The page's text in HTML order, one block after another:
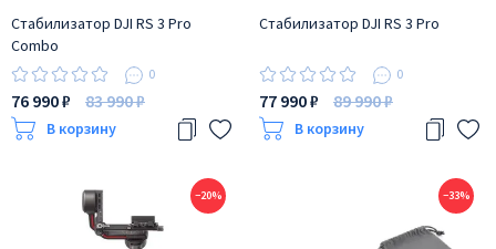
Стабилизатор DJI RS 3 Pro
Combo
0
76 990 ₽ 83 990 ₽
В корзину
Стабилизатор DJI RS 3 Pro
0
77 990 ₽ 89 990 ₽
В корзину
−20% −33%